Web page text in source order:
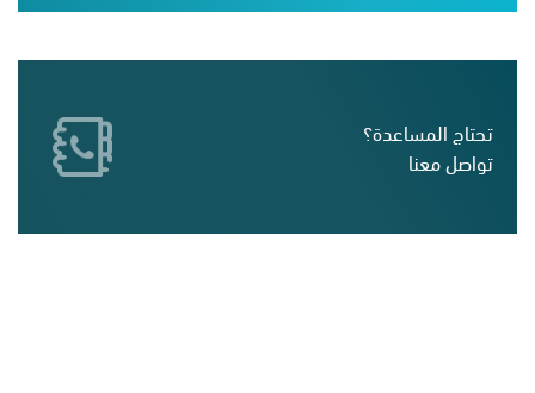
تحتاج المساعدة؟
تواصل معنا